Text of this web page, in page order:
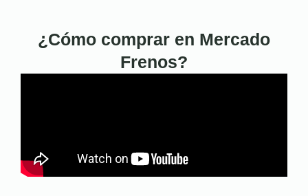
¿Cómo comprar en Mercado
Frenos?